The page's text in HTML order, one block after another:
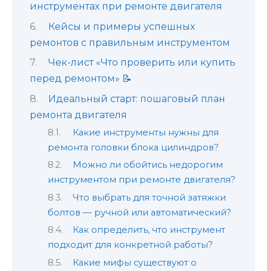
инструментах при ремонте двигателя
Кейсы и примеры успешных
ремонтов с правильным инструментом
Чек-лист «Что проверить или купить
перед ремонтом» 📝
Идеальный старт: пошаговый план
ремонта двигателя
Какие инструменты нужны для
ремонта головки блока цилиндров?
Можно ли обойтись недорогим
инструментом при ремонте двигателя?
Что выбрать для точной затяжки
болтов — ручной или автоматический?
Как определить, что инструмент
подходит для конкретной работы?
Какие мифы существуют о